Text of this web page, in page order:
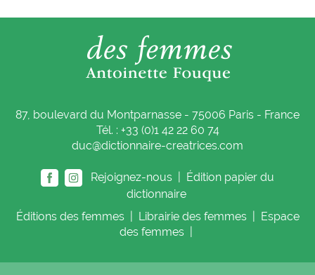
87, boulevard du Montparnasse - 75006 Paris - France
Tél. : +33 (0)1 42 22 60 74
duc@dictionnaire-creatrices.com
Rejoignez-nous |
Édition papier du
dictionnaire
Éditions des femmes Librairie des femmes
Espace
des femmes